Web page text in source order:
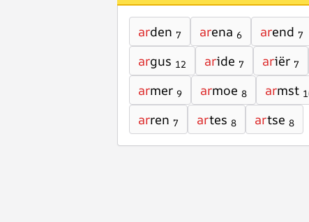
arden 7 arena 6 arend 7
argus 12 aride 7 ariër 7
armer 9 armoe 8 armst
arren 7 artes 8 artse 8